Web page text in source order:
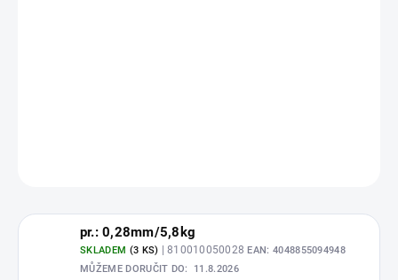
pr.: 0,28mm/5,8kg
SKLADEM (3 KS) | 810010050028EAN: 4048855094948
MŮŽEME DORUČIT DO:
11.8.2026